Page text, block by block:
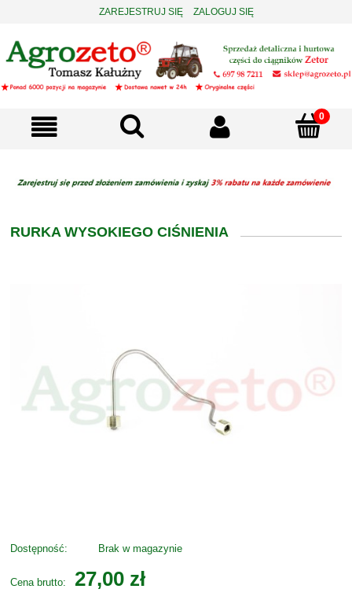
ZAREJESTRUJ SIĘ ZALOGUJ SIĘ
RURKA WYSOKIEGO CIŚNIENIA
Dostępność: Brak w magazynie
Cena brutto: 27,00 zł